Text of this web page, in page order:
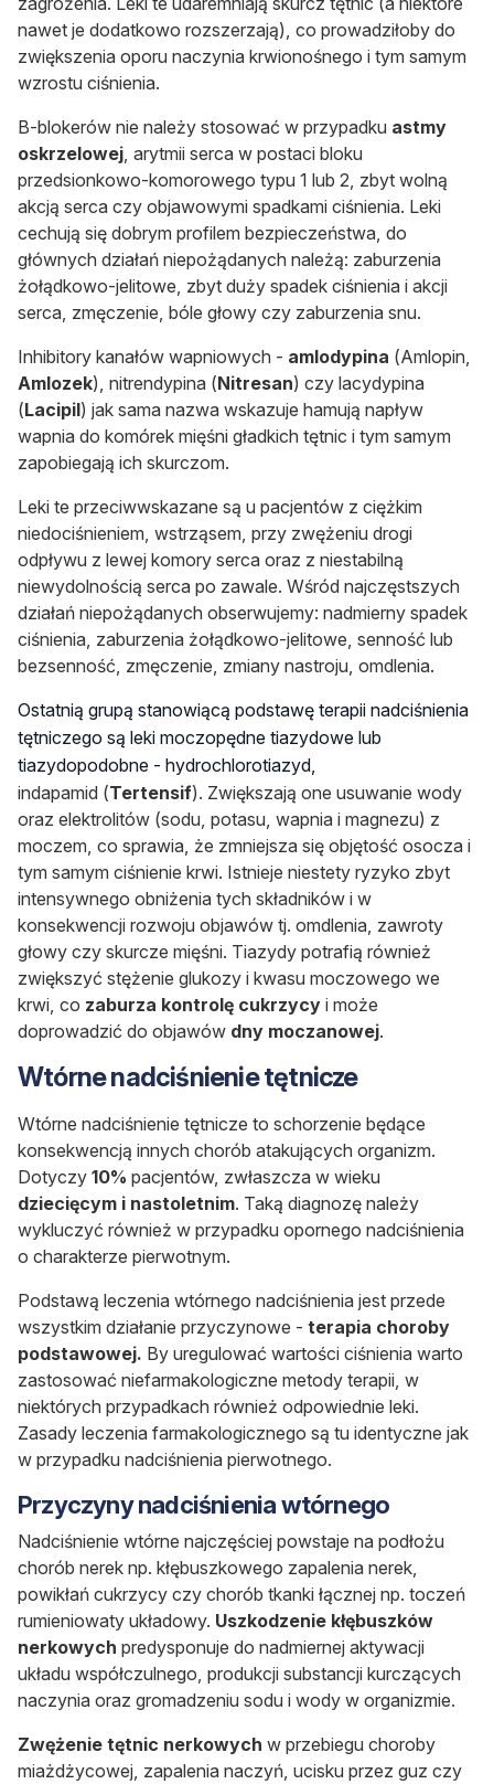
nawet je dodatkowo rozszerzają), co prowadziłoby do
zwiększenia oporu naczynia krwionośnego i tym samym
wzrostu ciśnienia.
B-blokerów nie należy stosować w przypadku astmy
oskrzelowej , arytmii serca w postaci bloku
przedsionkowo-komorowego typu 1 lub 2, zbyt wolną
akcją serca czy objawowymi spadkami ciśnienia. Leki
cechują się dobrym profilem bezpieczeństwa, do
głównych działań niepożądanych należą: zaburzenia
żołądkowo-jelitowe, zbyt duży spadek ciśnienia i akcji
serca, zmęczenie, bóle głowy czy zaburzenia snu.
Inhibitory kanałów wapniowych - amlodypina (Amlopin,
Amlozek), nitrendypina (Nitresan) czy lacydypina
(Lacipil) jak sama nazwa wskazuje hamują napływ
wapnia do komórek mięśni gładkich tętnic i tym samym
zapobiegają ich skurczom.
Leki te przeciwwskazane są u pacjentów z ciężkim
niedociśnieniem, wstrząsem, przy zwężeniu drogi
odpływu z lewej komory serca oraz z niestabilną
niewydolnością serca po zawale. Wśród najczęstszych
działań niepożądanych obserwujemy: nadmierny spadek
ciśnienia, zaburzenia żołądkowo-jelitowe, senność lub
bezsenność , zmęczenie, zmiany nastroju, omdlenia.
Ostatnią grupą stanowiącą podstawę terapii nadciśnienia
tętniczego są leki moczopędne tiazydowe lub
tiazydopodobne - hydrochlorotiazyd
indapamid (Tertensif). Zwiększają one usuwanie wody
oraz elektrolitów (sodu, potasu, wapnia i magnezu) z
moczem, co sprawia, że zmniejsza się objętość osocza i
tym samym ciśnienie krwi. Istnieje niestety ryzyko zbyt
intensywnego obniżenia tych składników i w
konsekwencji rozwoju objawów tj. omdlenia, zawroty
głowy czy skurcze mięśni. Tiazydy potrafią również
zwiększyć stężenie glukozy i kwasu moczowego we
krwi, co zaburza kontrolę cukrzycy i może
doprowadzić do objawów dny moczanowej.
Wtórne nadciśnienie tętnicze
Wtórne nadciśnienie tętnicze to schorzenie będące
konsekwencją innych chorób atakujących organizm.
Dotyczy 10% pacjentów, zwłaszcza w wieku
dziecięcym i nastoletnim. Taką diagnozę należy
wykluczyć również w przypadku opornego nadciśnienia
o charakterze pierwotnym.
Podstawą leczenia wtórnego nadciśnienia jest przede
wszystkim działanie przyczynowe - terapia choroby
podstawowej. By uregulować wartości ciśnienia warto
zastosować niefarmakologiczne metody terapii, w
niektórych przypadkach również odpowiednie leki.
Zasady leczenia farmakologicznego są tu identyczne jak
w przypadku nadciśnienia pierwotnego.
Przyczyny nadciśnienia wtórnego
Nadciśnienie wtórne najczęściej powstaje na podłożu
chorób nerek np. kłębuszkowego zapalenia nerek,
powikłań cukrzycy czy chorób tkanki łącznej np. toczeń
rumieniowaty układowy. Uszkodzenie kłębuszków
nerkowych predysponuje do nadmiernej aktywacji
układu współczulnego, produkcji substancji kurczących
naczynia oraz gromadzeniu sodu i wody w organizmie.
Zwężenie tętnic nerkowych w przebiegu choroby
miażdżycowej, zapalenia naczyń, ucisku przez guz czy